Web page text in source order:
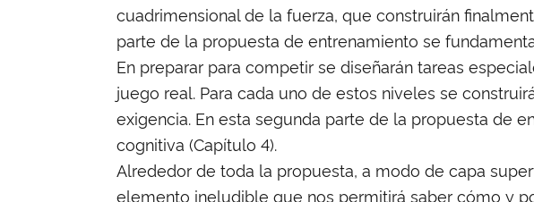
cuadrimensional de la fuerza, que construirán
parte de la propuesta de entrenamiento se
En preparar para competir se diseñarán tareas
juego real. Para cada uno de estos niveles se
exigencia. En esta segunda parte de la propuesta de
cognitiva (Capítulo 4).
Alrededor de toda la propuesta, a modo de capa
elemento ineludible que nos permitirá saber cómo y